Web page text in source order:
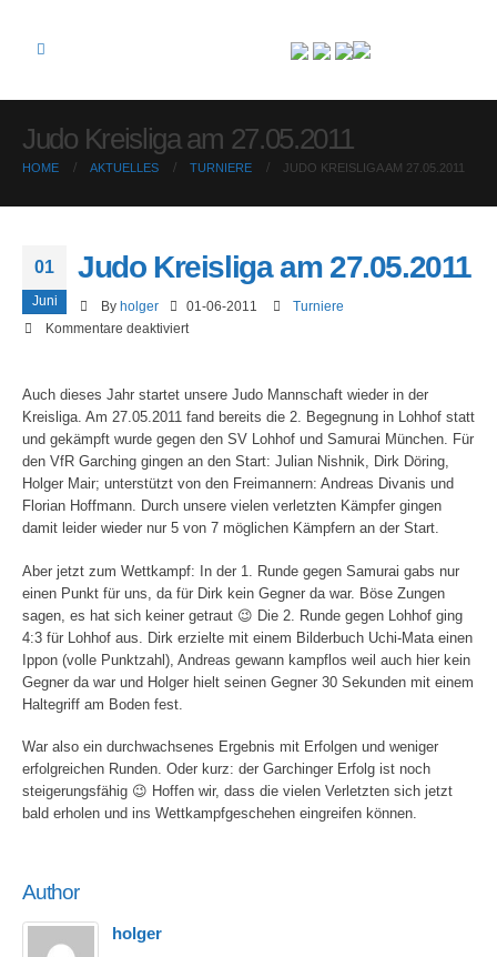
Judo Kreisliga am 27.05.2011
HOME AKTUELLES TURNIERE JUDO KREISLIGA AM 27.05.2011
01
Juni
Judo Kreisliga am 27.05.2011
By holger 01-06-2011
Turniere
Kommentare deaktiviertfür
am
27.05.2011
Auch dieses Jahr startet unsere Judo Mannschaft wieder in der
Kreisliga. Am 27.05.2011 fand bereits die 2. Begegnung in Lohhof statt
und gekämpft wurde gegen den SV Lohhof und Samurai München. Für
den VfR Garching gingen an den Start: Julian Nishnik, Dirk Döring,
Holger Mair; unterstützt von den Freimannern: Andreas Divanis und
Florian Hoffmann. Durch unsere vielen verletzten Kämpfer gingen
damit leider wieder nur 5 von 7 möglichen Kämpfern an der Start.
Aber jetzt zum Wettkampf: In der 1. Runde gegen Samurai gabs nur
einen Punkt für uns, da für Dirk kein Gegner da war. Böse Zungen
sagen, es hat sich keiner getraut 😉 Die 2. Runde gegen Lohhof ging
4:3 für Lohhof aus. Dirk erzielte mit einem Bilderbuch Uchi-Mata einen
Ippon (volle Punktzahl), Andreas gewann kampflos weil auch hier kein
Gegner da war und Holger hielt seinen Gegner 30 Sekunden mit einem
Haltegriff am Boden fest.
War also ein durchwachsenes Ergebnis mit Erfolgen und weniger
erfolgreichen Runden. Oder kurz: der Garchinger Erfolg ist noch
steigerungsfähig 😉 Hoffen wir, dass die vielen Verletzten sich jetzt
bald erholen und ins Wettkampfgeschehen eingreifen können.
Author
holger